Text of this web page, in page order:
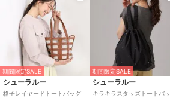
期間限定SALE
シューラルー
格子レイヤードトートバッグ
期間限定SALE
シューラルー
キラキラスタッズトートバッ